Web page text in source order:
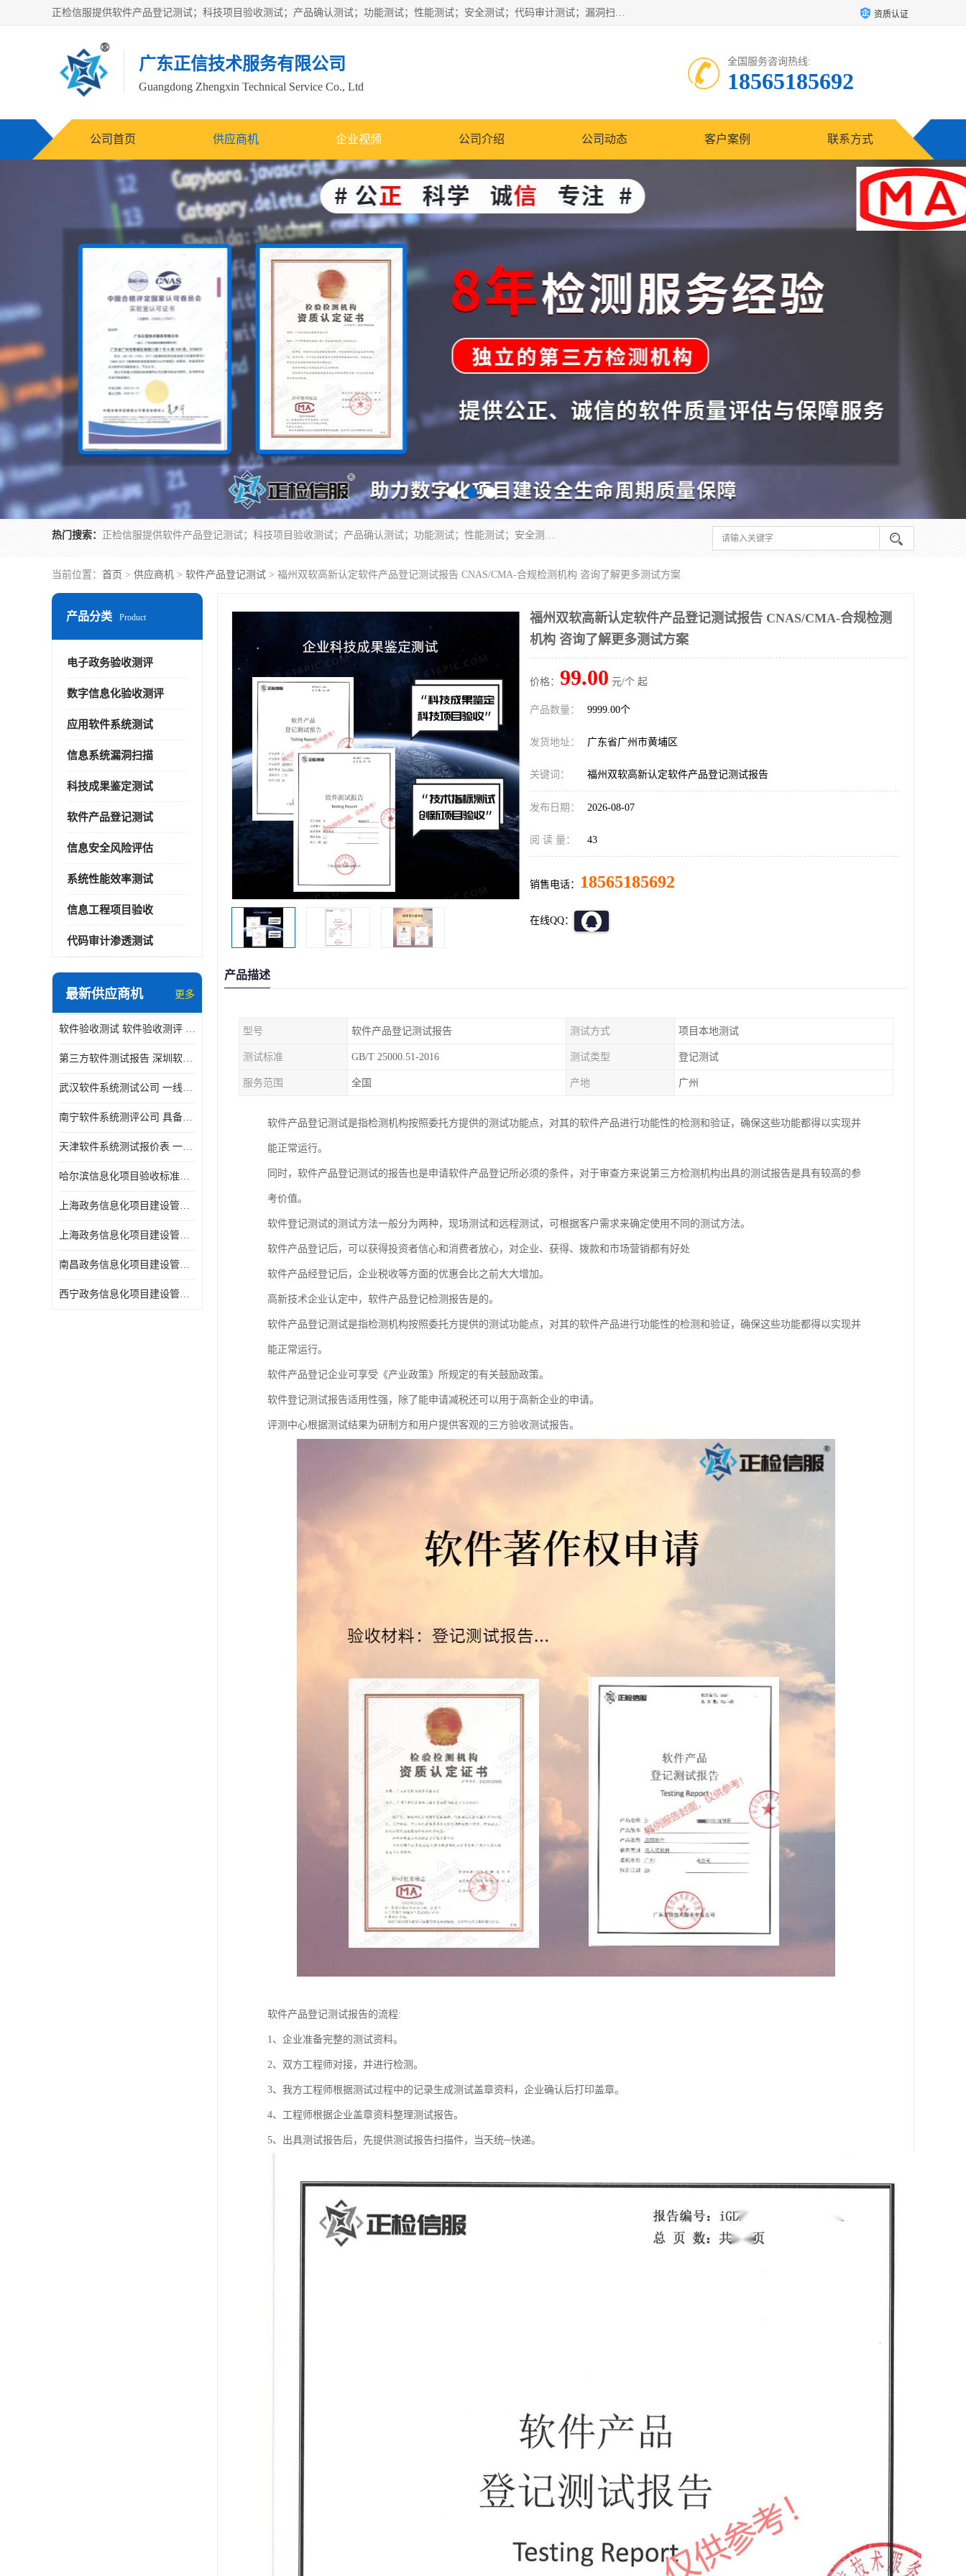
正检信服提供软件产品登记测试；科技项目验收测试；产品确认测试；功能测试；性能测试；安全测试；代码审计测试；漏洞扫描测试；渗透测试；风险评估测试；信息安全等级保护测评；双软认定；实验室建设质量体系建设；软件着作权、软件评测等服务。 资质认证
广东正信技术服务有限公司
Guangdong Zhengxin Technical Service Co., Ltd
全国服务咨询热线:
18565185692
公司首页 供应商机 企业视频 公司介绍 公司动态 客户案例 联系方式
热门搜索： 正检信服提供软件产品登记测试；科技项目验收测试；产品确认测试；功能测试；性能测试；安全测试；代码审计测试；漏洞扫描测试；渗透测试；风险评估测试；信息安全等级保护测评；双软认定；实验室建设质量体系建设；软件着作权、软件评测等服务。
当前位置： 首页 > 供应商机 > 软件产品登记测试 > 福州双软高新认定软件产品登记测试报告 CNAS/CMA-合规检测机构 咨询了解更多测试方案
产品分类 Product
电子政务验收测评
数字信息化验收测评
应用软件系统测试
信息系统漏洞扫描
科技成果鉴定测试
软件产品登记测试
信息安全风险评估
系统性能效率测试
信息工程项目验收
代码审计渗透测试
最新供应商机 更多
软件验收测试 软件验收测评 软件确认测试标准及测试方法
第三方软件测试报告 深圳软件测评报告 安全验收测试报告
武汉软件系统测试公司 一线实验室 测试大概是需要多久时间呢
南宁软件系统测评公司 具备CMA/CNAS资质 出具正规测试报告
天津软件系统测试报价表 一线实验室 了解更多的测试信息
哈尔滨信息化项目验收标准单位
上海政务信息化项目建设管理办法价格
上海政务信息化项目建设管理办法机构
南昌政务信息化项目建设管理办法实验室
西宁政务信息化项目建设管理办法报告
福州双软高新认定软件产品登记测试报告 CNAS/CMA-合规检测
机构 咨询了解更多测试方案
价格： 99.00 元/个 起
产品数量： 9999.00个
发货地址： 广东省广州市黄埔区
关键词： 福州双软高新认定软件产品登记测试报告
发布日期： 2026-08-07
阅 读 量： 43
销售电话： 18565185692
在线QQ：
产品描述
型号 软件产品登记测试报告 测试方式 项目本地测试
测试标准 GB/T 25000.51-2016 测试类型 登记测试
服务范围 全国 产地 广州
软件产品登记测试是指检测机构按照委托方提供的测试功能点，对其的软件产品进行功能性的检测和验证，确保这些功能都得以实现并
能正常运行。
同时，软件产品登记测试的报告也是申请软件产品登记所必须的条件，对于审查方来说第三方检测机构出具的测试报告是具有较高的参
考价值。
软件登记测试的测试方法一般分为两种，现场测试和远程测试，可根据客户需求来确定使用不同的测试方法。
软件产品登记后，可以获得投资者信心和消费者放心，对企业、获得、拨款和市场营销都有好处
软件产品经登记后，企业税收等方面的优惠会比之前大大增加。
高新技术企业认定中，软件产品登记检测报告是的。
软件产品登记测试是指检测机构按照委托方提供的测试功能点，对其的软件产品进行功能性的检测和验证，确保这些功能都得以实现并
能正常运行。
软件产品登记企业可享受《产业政策》所规定的有关鼓励政策。
软件登记测试报告适用性强，除了能申请减税还可以用于高新企业的申请。
评测中心根据测试结果为研制方和用户提供客观的三方验收测试报告。
软件产品登记测试报告的流程:
1、企业准备完整的测试资料。
2、双方工程师对接，并进行检测。
3、我方工程师根据测试过程中的记录生成测试盖章资料，企业确认后打印盖章。
4、工程师根据企业盖章资料整理测试报告。
5、出具测试报告后，先提供测试报告扫描件，当天统─快递。